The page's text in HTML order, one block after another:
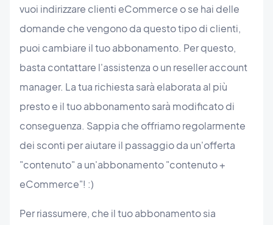
vuoi indirizzare clienti eCommerce o se hai delle
domande che vengono da questo tipo di clienti,
puoi cambiare il tuo abbonamento. Per questo,
basta contattare l'assistenza o un reseller account
manager. La tua richiesta sarà elaborata al più
presto e il tuo abbonamento sarà modificato di
conseguenza. Sappia che offriamo regolarmente
dei sconti per aiutare il passaggio da un'offerta
"contenuto" a un'abbonamento "contenuto +
eCommerce"! :)
Per riassumere, che il tuo abbonamento sia